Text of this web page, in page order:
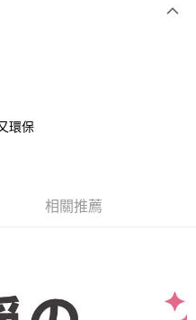
款」的支付方式。 讓您購物簡單
可結帳。
。
免運費
環保
相關推薦